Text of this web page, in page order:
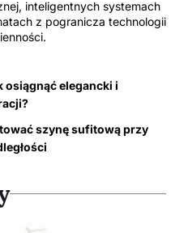
inteligentnych systemach
z pogranicza technologii
osiągnąć elegancki i
szynę sufitową przy